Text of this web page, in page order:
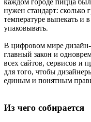
нужен стандарт: сколько
температуре выпекать и
упаковывать.
В цифровом мире дизайн-
главный закон и
всех сайтов, сервисов и
для того, чтобы
единым и понятным
Из чего собирается